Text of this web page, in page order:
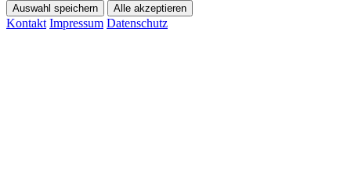
Auswahl speichern Alle akzeptieren
Kontakt Impressum Datenschutz